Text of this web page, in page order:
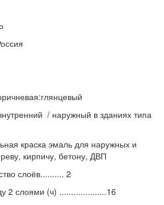
/ наружный в зданиях типа
краска эмаль для наружных и
кирпичу, бетону, ДВП
слоёв.......... 2
2 слоями (ч) ....................16